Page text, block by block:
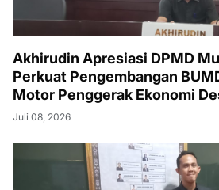
Akhirudin Apresiasi DPMD
Perkuat Pengembangan
Motor Penggerak Ekonomi
Juli 08, 2026